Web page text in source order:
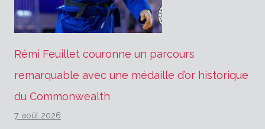
Rémi Feuillet couronne un parcours
remarquable avec une médaille d’or historique
du Commonwealth
7 août 2026